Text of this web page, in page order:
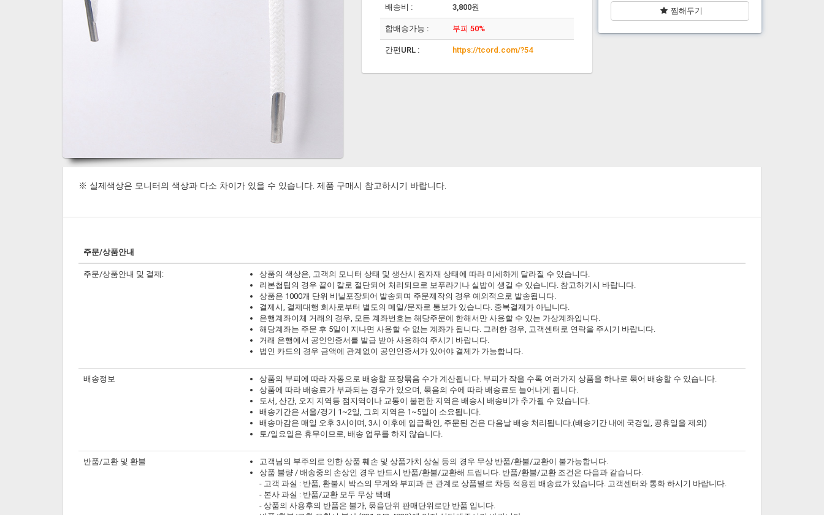
배송비 : 3,800원
합배송가능 : 부피 50%
간편URL : https://tcord.com/?54
찜해두기
※ 실제색상은 모니터의 색상과 다소 차이가 있을 수 있습니다. 제품 구매시 참고하시기 바랍니다.
주문/상품안내
주문/상품안내 및 결제:
상품의 색상은, 고객의 모니터 상태 및 생산시 원자재 상태에 따라 미세하게 달라질 수 있습니다.
리본첩팁의 경우 끝이 칼로 절단되어 처리되므로 보푸라기나 실밥이 생길 수 있습니다. 참고하기시 바랍니다.
상품은 1000개 단위 비닐포장되어 발송되며 주문제작의 경우 예외적으로 발송됩니다.
결제시, 결제대행 회사로부터 별도의 메일/문자로 통보가 있습니다. 중복결제가 아닙니다.
은행계좌이체 거래의 경우, 모든 계좌번호는 해당주문에 한해서만 사용할 수 있는 가상계좌입니다.
해당계좌는 주문 후 5일이 지나면 사용할 수 없는 계좌가 됩니다. 그러한 경우, 고객센터로 연락을 주시기 바랍니다.
거래 은행에서 공인인증서를 발급 받아 사용하여 주시기 바랍니다.
법인 카드의 경우 금액에 관계없이 공인인증서가 있어야 결제가 가능합니다.
배송정보
상품의 부피에 따라 자동으로 배송할 포장묶음 수가 계산됩니다. 부피가 작을 수록 여러가지 상품을 하나로 묶어 배송할 수 있습니다.
상품에 따라 배송료가 부과되는 경우가 있으며, 묶음의 수에 따라 배송료도 늘어나게 됩니다.
도서, 산간, 오지 지역등 점지역이나 교통이 불편한 지역은 배송시 배송비가 추가될 수 있습니다.
배송기간은 서울/경기 1~2일, 그외 지역은 1~5일이 소요됩니다.
배송마감은 매일 오후 3시이며, 3시 이후에 입급확인, 주문된 건은 다음날 배송 처리됩니다.(배송기간 내에 국경일, 공휴일을 제외)
토/일요일은 휴무이므로, 배송 업무를 하지 않습니다.
반품/교환 및 환불
고객님의 부주의로 인한 상품 훼손 및 상품가치 상실 등의 경우 무상 반품/환불/교환이 불가능합니다.
상품 불량 / 배송중의 손상인 경우 반드시 반품/환불/교환해 드립니다. 반품/환불/교환 조건은 다음과 같습니다.
- 고객 과실 : 반품, 환불시 박스의 무게와 부피과 큰 관계로 상품별로 차등 적용된 배송료가 있습니다. 고객센터와 통화 하시기 바랍니다.
- 본사 과실 : 반품/교환 모두 무상 택배
- 상품의 사용후의 반품은 불가, 묶음단위 판매단위로만 반품 입니다.